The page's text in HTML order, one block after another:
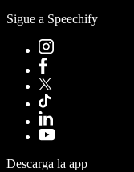
Sigue a Speechify
Descarga la app